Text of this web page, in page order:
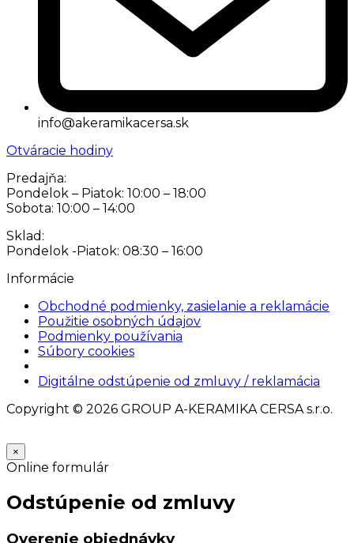
info@akeramikacersa.sk
Otváracie hodiny
Predajňa:
Pondelok – Piatok: 10:00 – 18:00
Sobota: 10:00 – 14:00
Sklad:
Pondelok -Piatok: 08:30 – 16:00
Informácie
Obchodné podmienky, zasielanie a reklamácie
Použitie osobných údajov
Podmienky používania
Súbory cookies
Digitálne odstúpenie od zmluvy / reklamácia
Copyright © 2026 GROUP A-KERAMIKA CERSA s.r.o.
×
Online formulár
Odstúpenie od zmluvy
Overenie objednávky